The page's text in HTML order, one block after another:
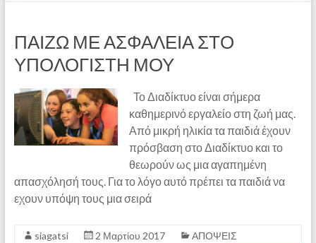
ΠΑΙΖΩ ΜΕ ΑΣΦΑΛΕΙΑ ΣΤΟ
ΥΠΟΛΟΓΙΣΤΗ ΜΟΥ
Το Διαδίκτυο είναι σήμερα
καθημερινό εργαλείο στη ζωή μας.
Από μικρή ηλικία τα παιδιά έχουν
πρόσβαση στο Διαδίκτυο και το
θεωρούν ως μια αγαπημένη
απασχόλησή τους. Για το λόγο αυτό πρέπει τα παιδιά να
εχουν υπόψη τους μια σειρά
siagatsi 2 Μαρτίου 2017
ΑΠΟΨΕΙΣ